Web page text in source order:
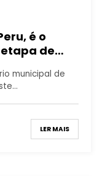
é o
de
municipal de
LER MAIS